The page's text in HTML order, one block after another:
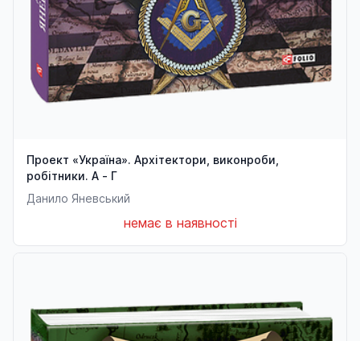
Проект «Україна». Архітектори, виконроби,
робітники. А - Г
Данило Яневський
немає в наявності